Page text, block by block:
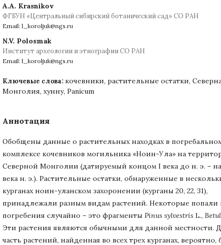
A.A. Krasnikov
ФГБУН «Центральный сибирский ботанический сад» СО РАН
Email: l_koroljuk@ngs.ru
N.V. Polosmak
Институт археологии и этнографии СО РАН
Email: l_koroljuk@ngs.ru
Ключевые слова: кочевники, растительные остатки,
Монголия, хунну, Panicum
Аннотация
Обобщены данные о растительных находках в
комплексе кочевников могильника «Ноин-Ула» на
Северной Монголии (датируемый концом I века до н. э. –
века н. э.). Растительные остатки, обнаруженные в
курганах ноин-уланском захоронении (курганы 20, 22, 31),
принадлежали разным видам растений. Некоторые попали
погребения случайно – это фрагменты Pinus sylvestris L.,
Эти растения являются обычными для данной местности.
часть растений, найденная во всех трех курганах, вероятно,